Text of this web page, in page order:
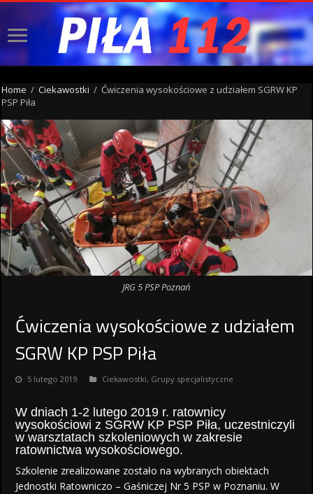
Home / Ciekawostki / Ćwiczenia wysokościowe z udziałem SGRW KP
PSP Piła
JRG 5 PSP Poznań
Ćwiczenia wysokościowe z udziałem
SGRW KP PSP Piła
5 lutego 2019 Ciekawostki, Grupy specjalistyczne
W dniach 1-2 lutego 2019 r. ratownicy
wysokościowi z SGRW KP PSP Piła, uczestniczyli
w warsztatach szkoleniowych w zakresie
ratownictwa wysokościowego.
Szkolenie zrealizowane zostało na wybranych obiektach
Jednostki Ratowniczo – Gaśniczej Nr 5 PSP w Poznaniu. W